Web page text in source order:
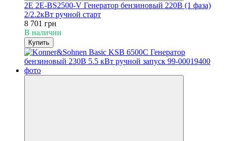
2E 2E-BS2500-V Генератор бензиновый 220В (1 фаза)
2/2.2кВт ручной старт
8 701 грн
В наличии
Купить